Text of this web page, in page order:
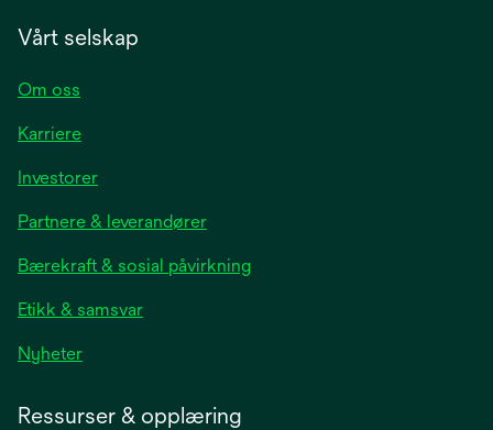
Vårt selskap
Om oss
Karriere
Investoreropens
a
new
Partnere & leverandører
Bærekraft & sosial påvirkning
Etikk & samsvar
Nyheteropens
Ressurser & opplæring